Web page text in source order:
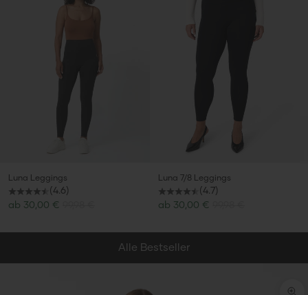
Luna Leggings
(4.6)
Angebot
ab 30,00 €
Luna 7/8 Leggings
(4.7)
Angebot
ab 30,00 €
Alle Bestseller